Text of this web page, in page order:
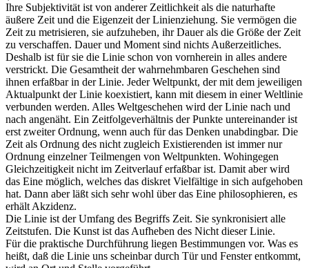
Ihre Subjektivität ist von anderer Zeitlichkeit als die naturhafte
äußere Zeit und die Eigenzeit der Linienziehung. Sie vermögen die
Zeit zu metrisieren, sie aufzuheben, ihr Dauer als die Größe der Zeit
zu verschaffen. Dauer und Moment sind nichts Außerzeitliches.
Deshalb ist für sie die Linie schon von vornherein in alles andere
verstrickt. Die Gesamtheit der wahrnehmbaren Geschehen sind
ihnen erfaßbar in der Linie. Jeder Weltpunkt, der mit dem jeweiligen
Aktualpunkt der Linie koexistiert, kann mit diesem in einer Weltlinie
verbunden werden. Alles Weltgeschehen wird der Linie nach und
nach angenäht. Ein Zeitfolgeverhältnis der Punkte untereinander ist
erst zweiter Ordnung, wenn auch für das Denken unabdingbar. Die
Zeit als Ordnung des nicht zugleich Existierenden ist immer nur
Ordnung einzelner Teilmengen von Weltpunkten. Wohingegen
Gleichzeitigkeit nicht im Zeitverlauf erfaßbar ist. Damit aber wird
das Eine möglich, welches das diskret Vielfältige in sich aufgehoben
hat. Dann aber läßt sich sehr wohl über das Eine philosophieren, es
erhält Akzidenz.
Die Linie ist der Umfang des Begriffs Zeit. Sie synkronisiert alle
Zeitstufen. Die Kunst ist das Aufheben des Nicht dieser Linie.
Für die praktische Durchführung liegen Bestimmungen vor. Was es
heißt, daß die Linie uns scheinbar durch Tür und Fenster entkommt,